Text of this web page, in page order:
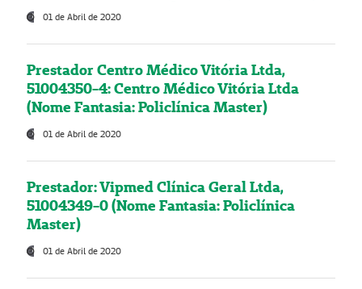
01 de Abril de 2020
Prestador Centro Médico Vitória Ltda,
51004350-4: Centro Médico Vitória Ltda
(Nome Fantasia: Policlínica Master)
01 de Abril de 2020
Prestador: Vipmed Clínica Geral Ltda,
51004349-0 (Nome Fantasia: Policlínica
Master)
01 de Abril de 2020